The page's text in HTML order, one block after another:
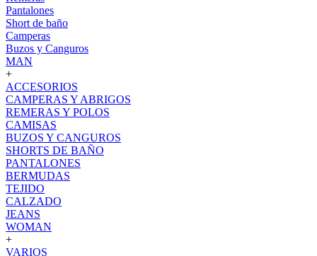
Pantalones
Short de baño
Camperas
Buzos y Canguros
MAN
+
ACCESORIOS
CAMPERAS Y ABRIGOS
REMERAS Y POLOS
CAMISAS
BUZOS Y CANGUROS
SHORTS DE BAÑO
PANTALONES
BERMUDAS
TEJIDO
CALZADO
JEANS
WOMAN
+
VARIOS